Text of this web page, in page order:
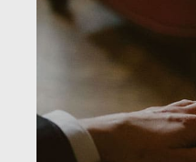
MARSALA & CO